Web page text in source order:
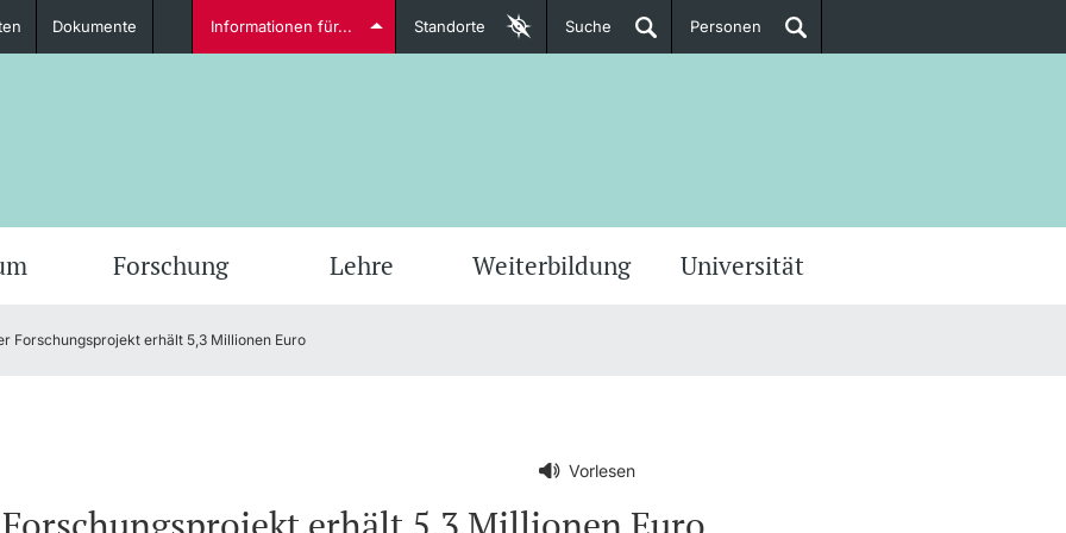
Dozierende
Dokumente Informationen für... Standorte Suche Personen
Forschung Lehre Weiterbildung Universität
Forschungsprojekt erhält 5,3 Millionen Euro
Vorlesen